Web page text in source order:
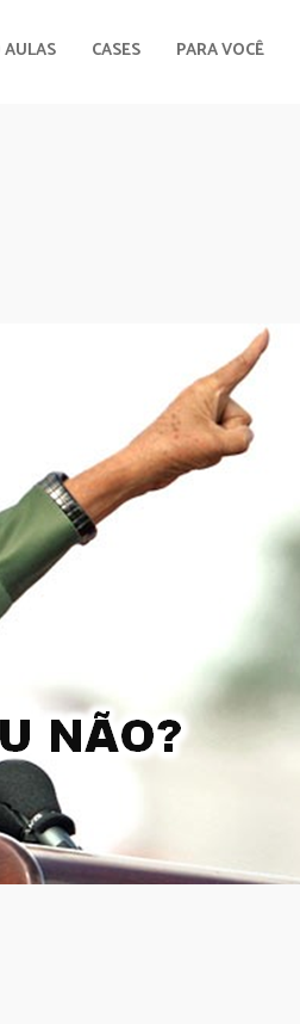
CASES PARA VOCÊ